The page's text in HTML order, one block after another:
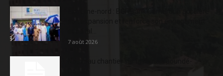
7 août 2026